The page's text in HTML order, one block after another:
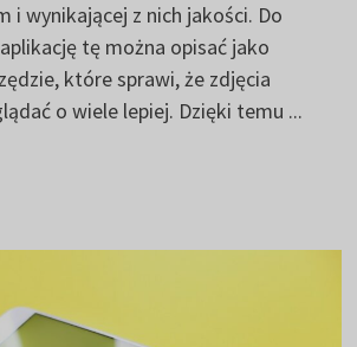
i wynikającej z nich jakości. Do
tę można opisać jako
które sprawi, że zdjęcia
o wiele lepiej. Dzięki temu ...